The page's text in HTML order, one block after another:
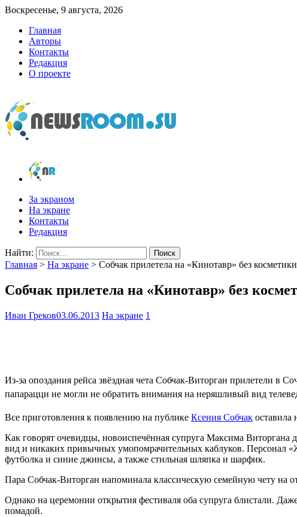
Воскресенье, 9 августа, 2026
Главная
Авторы
Контакты
Редакция
О проекте
newsroom.su
Новости о новостях
За экраном
На экране
Контакты
Редакция
Найти:
Главная > На экране > Собчак прилетела на «Кинотавр» без
Собчак прилетела на «Кинотавр» без
Иван Греков03.06.2013 На экране 1
Из-за опоздания рейса звёздная чета Собчак-Виторган прилетели в
папарацци не могли не обратить внимания на неряшливый вид
Все приготовления к появлению на публике Ксения Собчак оставила
Как говорят очевидцы, новоиспечённая супруга Максима
вид и никаких привычных умопомрачительных каблуков. Персонал
футболка и синие джинсы, а также стильная шляпка и шарфик.
Пара Собчак-Виторган напоминала классическую семейную чету на
Однако на церемонии открытия фестиваля оба супруга блистали.
помадой.